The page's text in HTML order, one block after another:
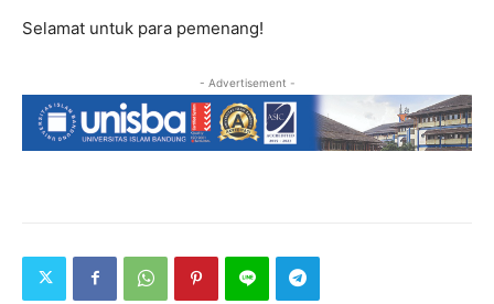
Selamat untuk para pemenang!
- Advertisement -